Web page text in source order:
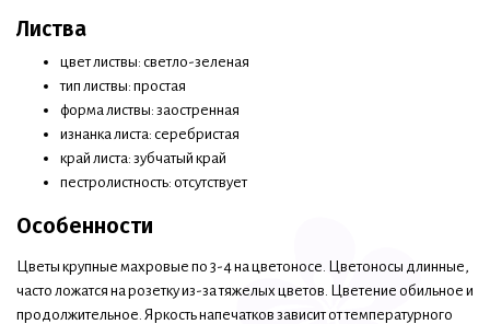
Листва
цвет листвы: светло-зеленая
тип листвы: простая
форма листвы: заостренная
изнанка листа: серебристая
край листа: зубчатый край
пестролистность: отсутствует
Особенности
Цветы крупные махровые по 3-4 на цветоносе. Цветоносы длинные,
часто ложатся на розетку из-за тяжелых цветов. Цветение обильное и
продолжительное. Яркость напечатков зависит от температурного